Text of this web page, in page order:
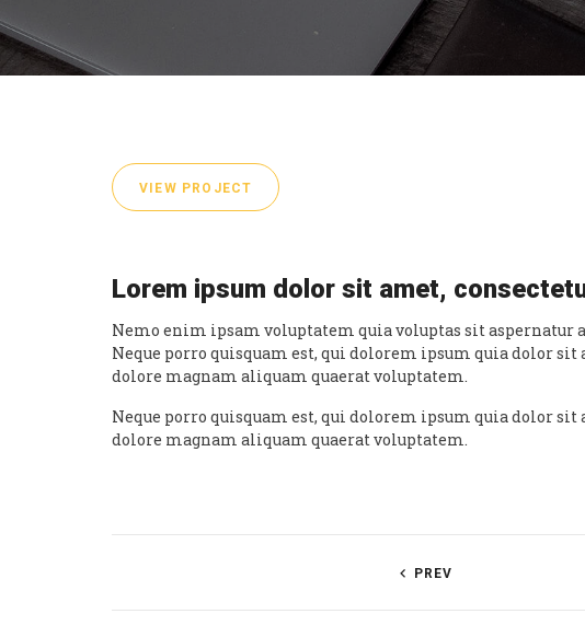
VIEW PROJECT
Lorem ipsum dolor sit amet,
Nemo enim ipsam voluptatem quia voluptas sit aspernatur
Neque porro quisquam est, qui dolorem ipsum quia dolor
dolore magnam aliquam quaerat voluptatem.
Neque porro quisquam est, qui dolorem ipsum quia dolor
dolore magnam aliquam quaerat voluptatem.
PREV